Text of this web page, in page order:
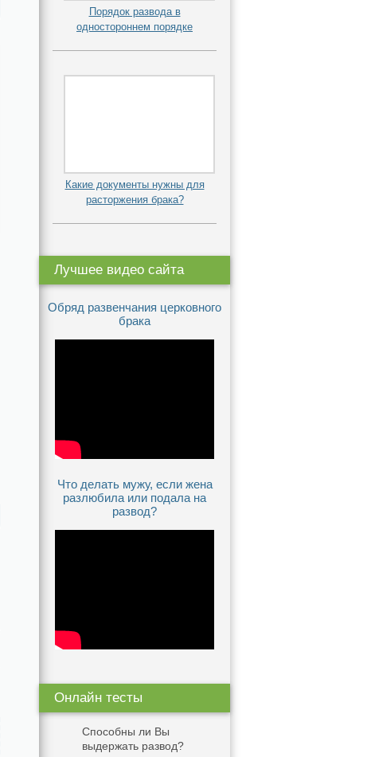
Порядок развода в
одностороннем порядке
Какие документы нужны для
расторжения брака?
Лучшее видео сайта
Обряд развенчания церковного
брака
Что делать мужу, если жена
разлюбила или подала на
развод?
Онлайн тесты
Способны ли Вы
выдержать развод?